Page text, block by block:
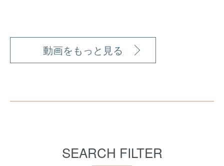
動画をもっと見る
SEARCH FILTER